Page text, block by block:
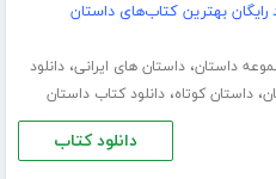
رایگان بهترین کتاب‌های داستان
داستان،داستان های ایرانی،دانلود
،داستان کوتاه،دانلود کتاب داستان
دانلود کتاب